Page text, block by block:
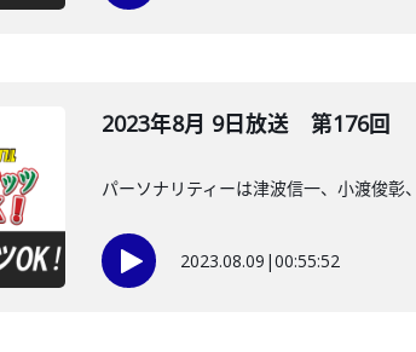
2023年8月 9日放送 第176回
パーソナリティーは津波信一、小渡俊彰
2023.08.09 |00:55:52